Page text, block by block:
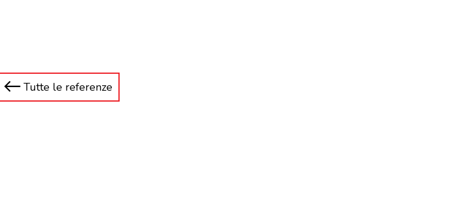
Tutte le referenze